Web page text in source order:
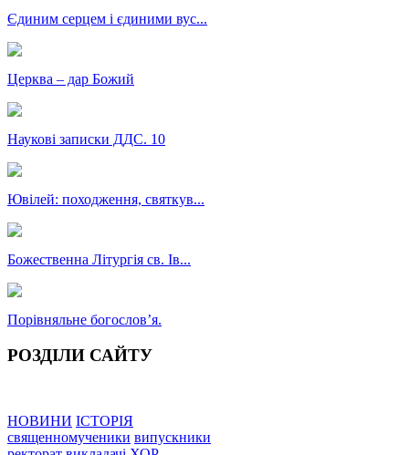
Єдиним серцем і єдиними вус...
Церква – дар Божий
Наукові записки ДДС. 10
Ювілей: походження, святкув...
Божественна Літургія св. Ів...
Порівняльне богословʼя.
РОЗДІЛИ САЙТУ
НОВИНИ ІСТОРІЯ
священномученики випускники